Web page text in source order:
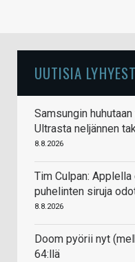
UUTISIA
Samsungin
Ultrasta neljännen
8.8.2026
Tim Culpan:
puhelinten siruja
8.8.2026
Doom pyörii nyt
64:llä